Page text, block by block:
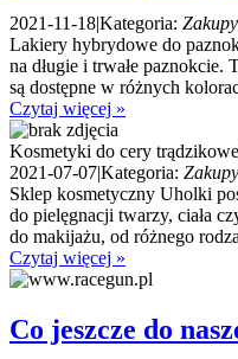
2021-11-18|Kategoria:
Lakiery hybrydowe do
na długie i trwałe
są dostępne w różnych
Czytaj więcej »
Kosmetyki do cery
2021-07-07|Kategoria:
Sklep kosmetyczny Uholki
do pielęgnacji twarzy, ciała
do makijażu, od różnego
Czytaj więcej »
Co jeszcze do